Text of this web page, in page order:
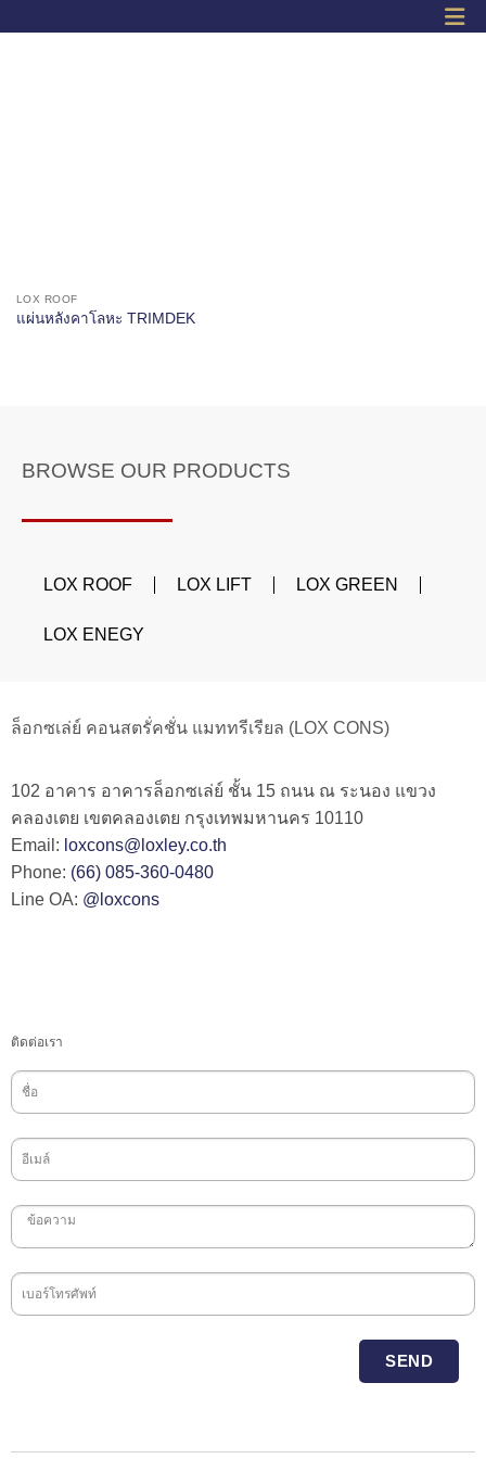
LOX ROOF
แผ่นหลังคาโลหะ TRIMDEK
BROWSE OUR PRODUCTS
LOX ROOF LOX LIFT LOX GREEN
LOX ENEGY
ล็อกซเล่ย์ คอนสตรั่คชั่น แมททรีเรียล (LOX CONS)
102 อาคาร อาคารล็อกซเล่ย์ ชั้น 15 ถนน ณ ระนอง แขวง
คลองเตย เขตคลองเตย กรุงเทพมหานคร 10110
Email: loxcons@loxley.co.th
Phone: (66) 085-360-0480
Line OA: @loxcons
ติดต่อเรา
SEND